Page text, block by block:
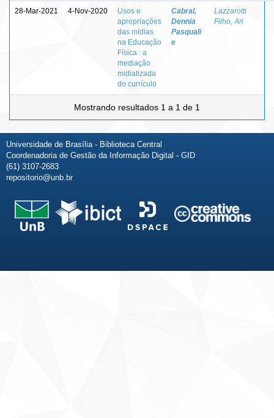
28-Mar-2021 4-Nov-2020
Usos e
apropriações
das mídias
na Educação
Física : a
mediação
midiatizada
do currículo
Cabral,
Dennia
Pasquali
e
Lazzarotti
Filho, Ari
Mostrando resultados 1 a 1 de 1
Universidade de Brasília - Biblioteca Central
Coordenadoria de Gestão da Informação Digital - GID
(61) 3107-2683
repositorio@unb.br